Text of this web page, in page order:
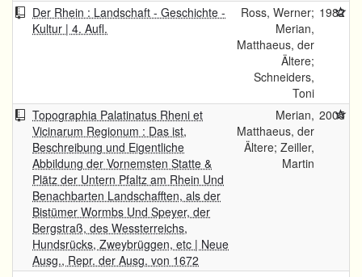
Der Rhein : Landschaft - Geschichte -
Kultur | 4. Aufl.
Ross, Werner;
Merian,
Matthaeus, der
Ältere;
Schneiders,
Toni
1982
Topographia Palatinatus Rheni et
Vicinarum Regionum : Das ist,
Beschreibung und Eigentliche
Abbildung der Vornemsten Statte &
Plätz der Untern Pfaltz am Rhein Und
Benachbarten Landschafften, als der
Bistümer Wormbs Und Speyer, der
Bergstraß, des Wessterreichs,
Hundsrücks, Zweybrüggen, etc | Neue
Ausg., Repr. der Ausg. von 1672
Merian,
Matthaeus, der
Ältere; Zeiller,
Martin
2005